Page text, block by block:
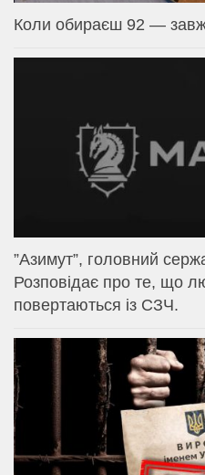
Коли обираєш 92 —
⁨”Азимут”, головний
Розповідає про те, що
повертаються із СЗЧ.